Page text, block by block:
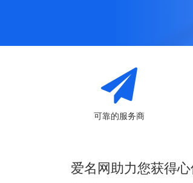
可靠的服务商
爱名网助力您获得